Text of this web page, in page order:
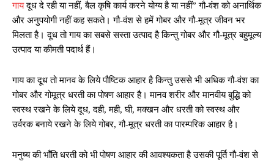
गायदूध दे रही या नहीं, बैल कृषि कार्य करने योग्य है या नहीं” गौ-वंश को अनार्थिक
और अनुपयोगी नहीं कह सकते। गौ-वंश से हमें गोबर और गौ-मूत्र जीवन भर
मिलता है। दूध तो गाय का सबसे सस्ता उत्पाद है किन्तु गोबर और गौ-मूत्र बहुमूल्य
उत्पाद या कीमती पदार्थ हैं।
गाय का दूध तो मानव के लिये पौष्टिक आहार है किन्तु उससे भी अधिक गौ-वंश का
गोबर और गोमूत्र धरती का पोषण आहार है। मानव शरीर और मानवीय बुद्धि को
स्वस्थ रखने के लिये दूध, दही, मही, घी, मक्खन और धरती को स्वस्थ और
उर्वरक बनाये रखने के लिये गोबर, गौ-मूत्र धरती का पारम्परिक आहार है।
मनुष्य की भाँति धरती को भी पोषण आहार की आवश्यकता है उसकी पूर्ति गौ-वंश से